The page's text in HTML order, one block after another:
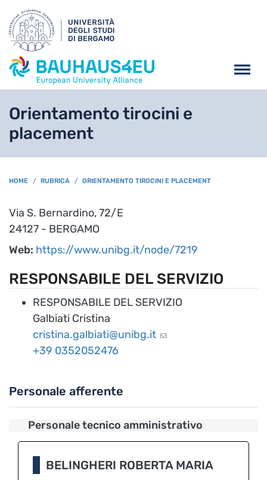
Orientamento tirocini e
placement
BREADCRUMB
HOME RUBRICA ORIENTAMENTO TIROCINI E PLACEMENT
Via S. Bernardino, 72/E
24127 - BERGAMO
Web: https://www.unibg.it/node/7219
RESPONSABILE DEL SERVIZIO
RESPONSABILE DEL SERVIZIO
Galbiati Cristina
cristina.galbiati@unibg.it
0352052476
Personale afferente
Personale tecnico amministrativo
BELINGHERI ROBERTA MARIA